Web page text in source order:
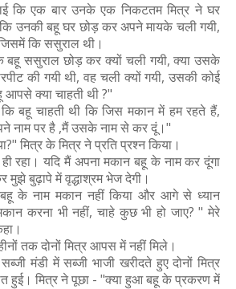
कि एक बार उनके एक निकटतम मित्र ने घर
उनकी बहू घर छोड़ कर अपने मायके चली गयी,
कि ससुराल थी।
बहू ससुराल छोड़ कर क्यों चली गयी, क्या उसके
की गयी थी, वह चली क्यों गयी, उसकी कोई
आपसे क्या चाहती थी ?"
बहू चाहती थी कि जिस मकान में हम रहते हैं,
नाम पर है ,मैं उसके नाम से कर दूं।"
मित्र के मित्र ने प्रति प्रश्न किया।
रहा। यदि मैं अपना मकान बहू के नाम कर दूंगा
मुझे बुढ़ापे में वृद्धाश्रम भेज देगी।
के नाम मकान नहीं किया और आगे से ध्यान
करना भी नहीं, चाहे कुछ भी हो जाए? " मेरे
तक दोनों मित्र आपस में नहीं मिले।
मंडी में सब्जी भाजी खरीदते हुए दोनों मित्र
हुई। मित्र ने पूछा - "क्या हुआ बहू के प्रकरण में